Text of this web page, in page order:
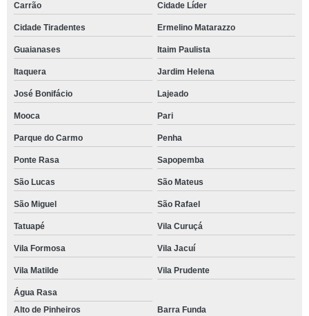
Carrão Cidade Líder
Cidade Tiradentes Ermelino Matarazzo
Guaianases Itaim Paulista
Itaquera Jardim Helena
José Bonifácio Lajeado
Mooca Pari
Parque do Carmo Penha
Ponte Rasa Sapopemba
São Lucas São Mateus
São Miguel São Rafael
Tatuapé Vila Curuçá
Vila Formosa Vila Jacuí
Vila Matilde Vila Prudente
Água Rasa
Alto de Pinheiros
Barra Funda